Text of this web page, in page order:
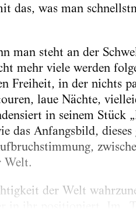
das, was man
man steht an der
mehr viele werden
Freiheit, in der nichts
laue Nächte,
in seinem Stück
Anfangsbild, dieses
Welt.
der Welt